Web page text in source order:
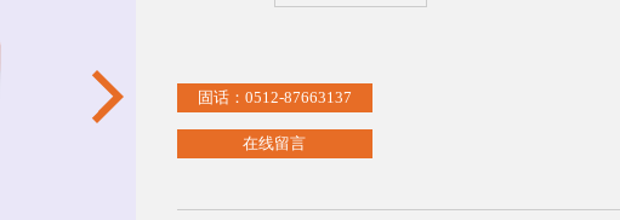
固话：0512-87663137
在线留言